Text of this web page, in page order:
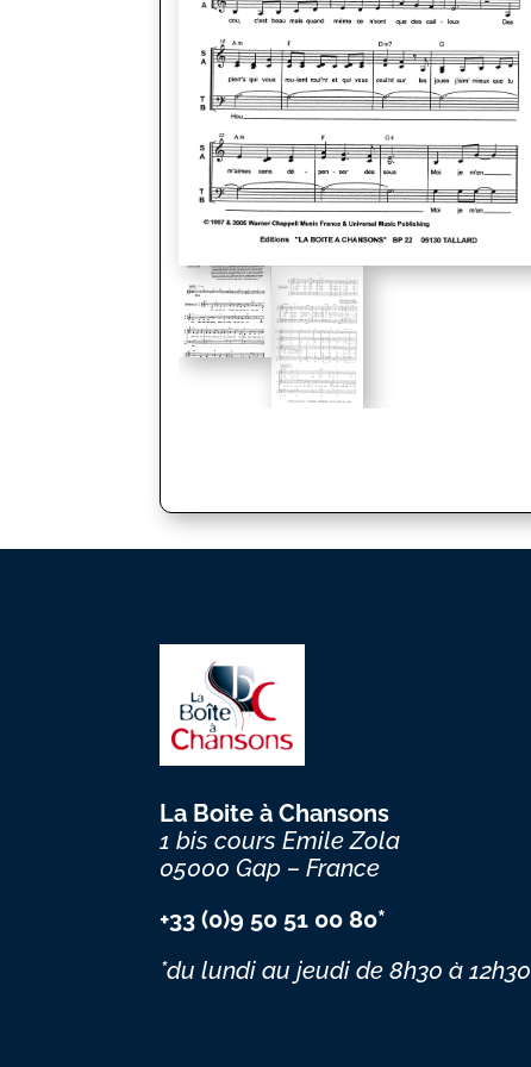
La Boite à Chansons
1 bis cours Emile Zola
05000 Gap – France
+33 (0)9 50 51 00 80*
*du lundi au jeudide 8h30 à 12h30